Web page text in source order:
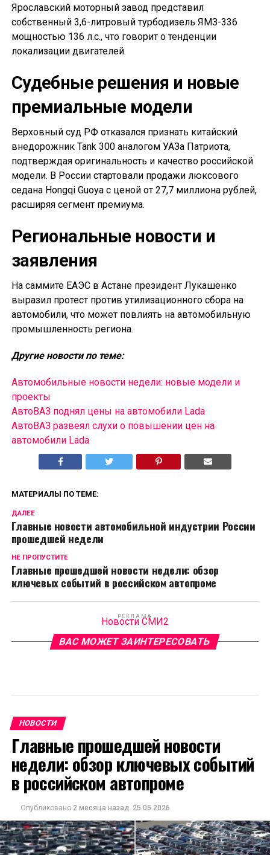
Ярославский моторный завод представил
собственный 3,6-литровый турбодизель ЯМЗ-336
мощностью 136 л.с., что говорит о тенденции
локализации двигателей.
Судебные решения и новые
премиальные модели
Верховный суд РФ отказался признать китайский
внедорожник Tank 300 аналогом УАЗа Патриота,
подтверждая оригинальность и качество российской
модели. В России стартовали продажи люксового
седана Hongqi Guoya с ценой от 27,7 миллиона рублей,
расширяя сегмент премиума.
Региональные новости и
заявления
На саммите ЕАЭС в Астане президент Лукашенко
выразил протест против утилизационного сбора на
автомобили, что может повлиять на автомобильную
промышленность региона.
Другие новости по теме:
Автомобильные новости недели: новые модели и
проекты
АвтоВАЗ поднял цены на автомобили Lada
АвтоВАЗ развеял слухи о повышении цен на
автомобили Lada
МАТЕРИАЛЫ ПО ТЕМЕ:
ДАЛЕЕ
Главные новости автомобильной индустрии России
прошедшей недели
НЕ ПРОПУСТИТЕ
Главные прошедшей новости недели: обзор
ключевых событий в российском автопроме
РЕКЛАМА
Новости СМИ2
ВАС МОЖЕТ ЗАИНТЕРЕСОВАТЬ
НОВОСТИ
Главные прошедшей новости
недели: обзор ключевых событий
в российском автопроме
Опубликовано 2 месяца назад 25.05.2026